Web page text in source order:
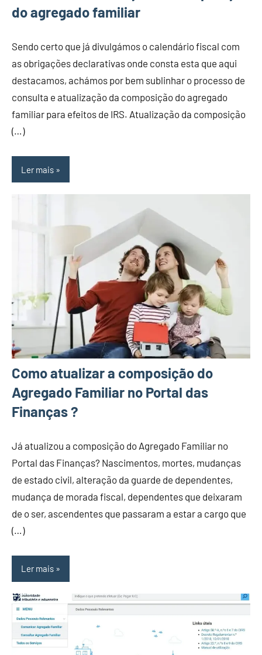
do agregado familiar
Sendo certo que já divulgámos o calendário fiscal com
as obrigações declarativas onde consta esta que aqui
destacamos, achámos por bem sublinhar o processo de
consulta e atualização da composição do agregado
familiar para efeitos de IRS. Atualização da composição
(…)
Ler mais
Como atualizar a composição do
Agregado Familiar no Portal das
Finanças ?
Já atualizou a composição do Agregado Familiar no
Portal das Finanças? Nascimentos, mortes, mudanças
de estado civil, alteração da guarde de dependentes,
mudança de morada fiscal, dependentes que deixaram
de o ser, ascendentes que passaram a estar a cargo que
(…)
Ler mais